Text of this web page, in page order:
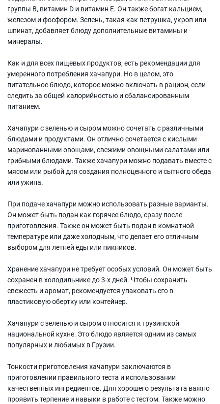
группы B, витамин D и витамин Е. Он также богат кальцием,
железом и фосфором. Зелень, такая как петрушка, укроп или
шпинат, добавляет блюду дополнительные витамины и
минералы.
Как и для всех пищевых продуктов, есть рекомендации для
умеренного потребления хачапури. Но в целом, это
питательное блюдо, которое можно включать в рацион, если
следить за общей калорийностью и сбалансированным
питанием.
Хачапури с зеленью и сыром можно сочетать с различными
блюдами и продуктами. Он отлично сочетается с кислыми
маринованными овощами, свежими овощными салатами или
грибными блюдами. Также хачапури можно подавать вместе с
мясом или рыбой для создания полноценного и сытного обеда
или ужина.
При подаче хачапури можно использовать разные варианты.
Он может быть подан как горячее блюдо, сразу после
приготовления. Также он может быть подан в комнатной
температуре или даже холодным, что делает его отличным
выбором для летней еды или пикников.
Хранение хачапури не требует особых условий. Он может быть
сохранен в холодильнике до 3-х дней. Чтобы сохранить
свежесть и аромат, рекомендуется упаковать его в
пластиковую обертку или контейнер.
Хачапури с зеленью и сыром относится к грузинской
национальной кухне. Это блюдо является одним из самых
популярных и любимых в Грузии.
Тонкости приготовления хачапури заключаются в
приготовлении правильного теста и использовании
качественных ингредиентов. Для хорошего результата важно
проявить терпение и навыки в работе с тестом. Также можно